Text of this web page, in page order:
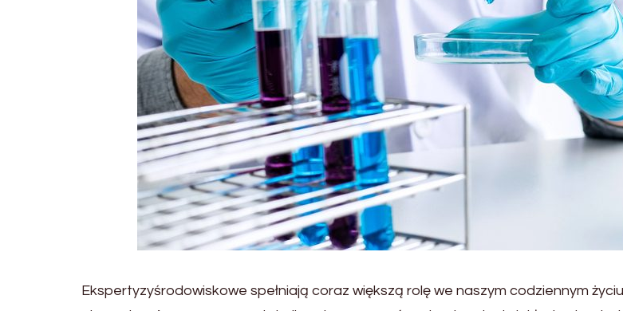
Ekspertyzyśrodowiskowe spełniają coraz większą rolę we naszym codziennym